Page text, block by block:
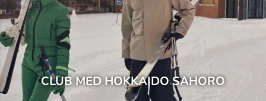
CLUB MED HOKKAIDO SAHORO